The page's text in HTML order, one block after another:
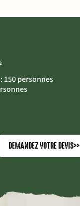
150 personnes
DEMANDEZ VOTRE DEVIS>>